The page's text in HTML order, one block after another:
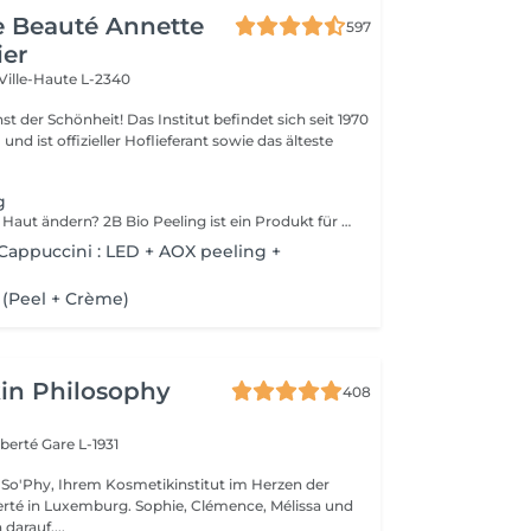
Beauté Annette
597
Haute L-2340
Institut befindet sich seit 1970
ist offizieller Hoflieferant sowie das älteste
Möchten Sie Ihre Haut ändern? 2B Bio Peeling ist ein Produkt für die manuelle Mikrodermabrasion . Diese Methode des Abriebs der Oberfläche der Epidermis zielt darauf ab, die abgestorbenen Zellen zu beseitigen, die das Stratum Corneum bilden. Im Gegensatz zu anderen Peel-Behandlungen, die nur auf der Oberfläche wirken, löst 2B Bio Peeling den Peeling-Prozess von innen aus. Ihre Haut wird gründlich gereinigt, der Zellstoffwechsel wird reaktiviert, die vergrößerten Poren werden gestrafft und die Pigmentierung verringert. Ein schillerndes Ergebnis, das Sie sofort begeistern wird.
: LED + AOX peeling +
+ Crème)
Philosophy 408
Gare L-1931
Ihrem Kosmetikinstitut im Herzen der
Sophie, Clémence, Mélissa und